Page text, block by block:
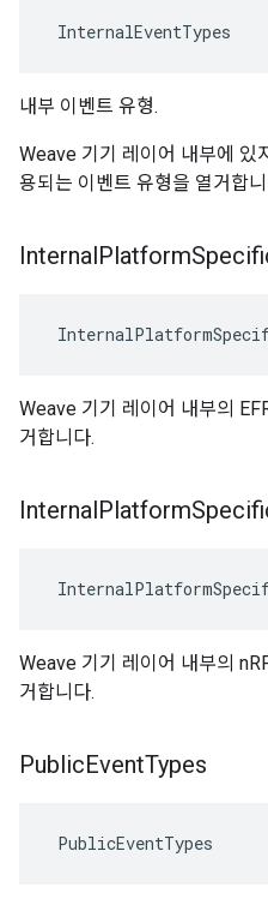
InternalEventTypes
내부 이벤트 유형.
Weave 기기 레이어 내부에 있
용되는 이벤트 유형을 열거합
InternalPlatform
Weave 기기 레이어 내부의
거합니다.
InternalPlatform
Weave 기기 레이어 내부의
거합니다.
PublicEventTypes
PublicEventTypes